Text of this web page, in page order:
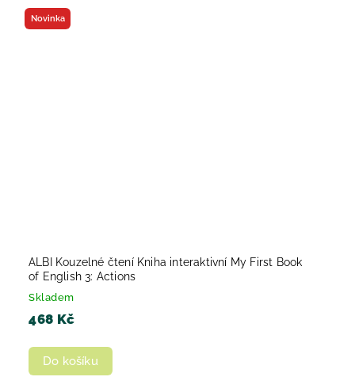
Novinka
ALBI Kouzelné čtení Kniha interaktivní My First Book
of English 3: Actions
Skladem
468 Kč
Do košíku